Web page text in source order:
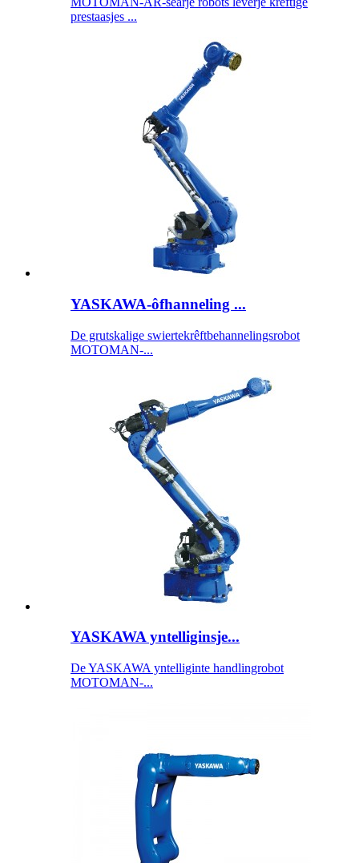
prestaasjes ...
YASKAWA-ôfhanneling ...
De grutskalige swiertekrêftbehannelingsrobot
MOTOMAN-...
YASKAWA yntelliginsje...
De YASKAWA yntelliginte handlingrobot
MOTOMAN-...